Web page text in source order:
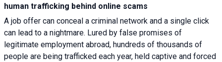
human trafficking behind online scams
A job offer can conceal a criminal network and a single click
can lead to a nightmare. Lured by false promises of
legitimate employment abroad, hundreds of thousands of
people are being trafficked each year, held captive and forced